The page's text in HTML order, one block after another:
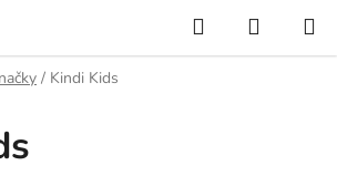
Hľadať
KOŠÍK
/ Kindi Kids